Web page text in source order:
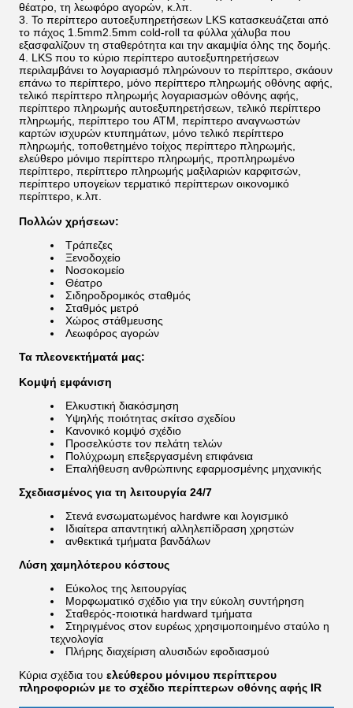
θέατρο, τη λεωφόρο αγορών, κ.λπ.
Το περίπτερο αυτοεξυπηρετήσεων LKS κατασκευάζεται από
το πάχος 1.5mm2.5mm cold-roll τα φύλλα χάλυβα που
εξασφαλίζουν τη σταθερότητα και την ακαμψία όλης της δομής.
LKS που το κύριο περίπτερο αυτοεξυπηρετήσεων
περιλαμβάνει το λογαριασμό πληρώνουν το περίπτερο, σκάουν
επάνω το περίπτερο, μόνο περίπτερο πληρωμής οθόνης αφής,
τελικό περίπτερο πληρωμής λογαριασμών οθόνης αφής,
περίπτερο πληρωμής αυτοεξυπηρετήσεων, τελικό περίπτερο
πληρωμής, περίπτερο του ATM, περίπτερο αναγνωστών
καρτών ισχυρών κτυπημάτων, μόνο τελικό περίπτερο
πληρωμής, τοποθετημένο τοίχος περίπτερο πληρωμής,
ελεύθερο μόνιμο περίπτερο πληρωμής, προπληρωμένο
περίπτερο, περίπτερο πληρωμής μαξιλαριών καρφιτσών,
περίπτερο υπογείων τερματικό περίπτερων οικονομικό
περίπτερο, κ.λπ.
Πολλών χρήσεων:
Τράπεζες
Ξενοδοχείο
Νοσοκομείο
Θέατρο
Σιδηροδρομικός σταθμός
Σταθμός μετρό
Χώρος στάθμευσης
Λεωφόρος αγορών
Τα πλεονεκτήματά μας:
Κομψή εμφάνιση
Ελκυστική διακόσμηση
Υψηλής ποιότητας σκίτσο σχεδίου
Κανονικό κομψό σχέδιο
Προσελκύστε τον πελάτη τελών
Πολύχρωμη επεξεργασμένη επιφάνεια
Επαλήθευση ανθρώπινης εφαρμοσμένης μηχανικής
Σχεδιασμένος για τη λειτουργία 24/7
Στενά ενσωματωμένος hardwre και λογισμικό
Ιδιαίτερα απαντητική αλληλεπίδραση χρηστών
ανθεκτικά τμήματα βανδάλων
Λύση χαμηλότερου κόστους
Εύκολος της λειτουργίας
Μορφωματικό σχέδιο για την εύκολη συντήρηση
Σταθερός-ποιοτικά hardward τμήματα
Στηριγμένος στον ευρέως χρησιμοποιημένο σταύλο η
τεχνολογία
Πλήρης διαχείριση αλυσιδών εφοδιασμού
Κύρια σχέδια του ελεύθερου μόνιμου περίπτερου
πληροφοριών με το σχέδιο περίπτερων οθόνης αφής IR